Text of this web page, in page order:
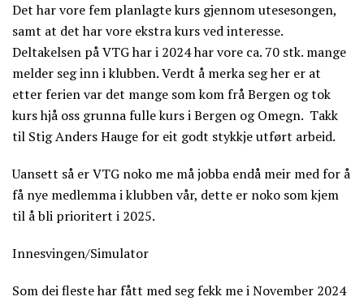
Det har vore fem planlagte kurs gjennom utesesongen,
samt at det har vore ekstra kurs ved interesse.
Deltakelsen på VTG har i 2024 har vore ca. 70 stk. mange
melder seg inn i klubben. Verdt å merka seg her er at
etter ferien var det mange som kom frå Bergen og tok
kurs hjå oss grunna fulle kurs i Bergen og Omegn. Takk
til Stig Anders Hauge for eit godt stykkje utført arbeid.
Uansett så er VTG noko me må jobba endå meir med for å
få nye medlemma i klubben vår, dette er noko som kjem
til å bli prioritert i 2025.
Innesvingen/Simulator
Som dei fleste har fått med seg fekk me i November 2024